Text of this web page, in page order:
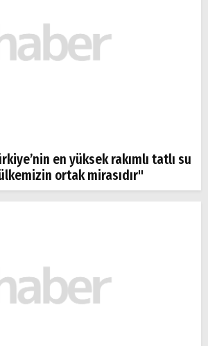
en yüksek rakımlı tatlı su
ortak mirasıdır"